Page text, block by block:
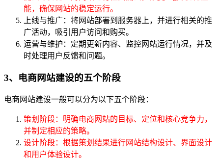
能，确保网站的稳定运行。
上线与推广：将网站部署到服务器上，并进行相关的推
广活动，吸引用户访问和购买。
运营与维护：定期更新内容、监控网站运行情况，并及
时处理用户反馈和问题。
3、电商网站建设的五个阶段
电商网站建设一般可以分为以下五个阶段：
策划阶段：明确电商网站的目标、定位和核心竞争力，
并制定相应的策略。
设计阶段：根据策划结果进行网站结构设计、界面设计
和用户体验设计。